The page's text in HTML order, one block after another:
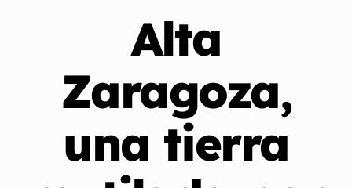
Alta
Zaragoza,
una tierra